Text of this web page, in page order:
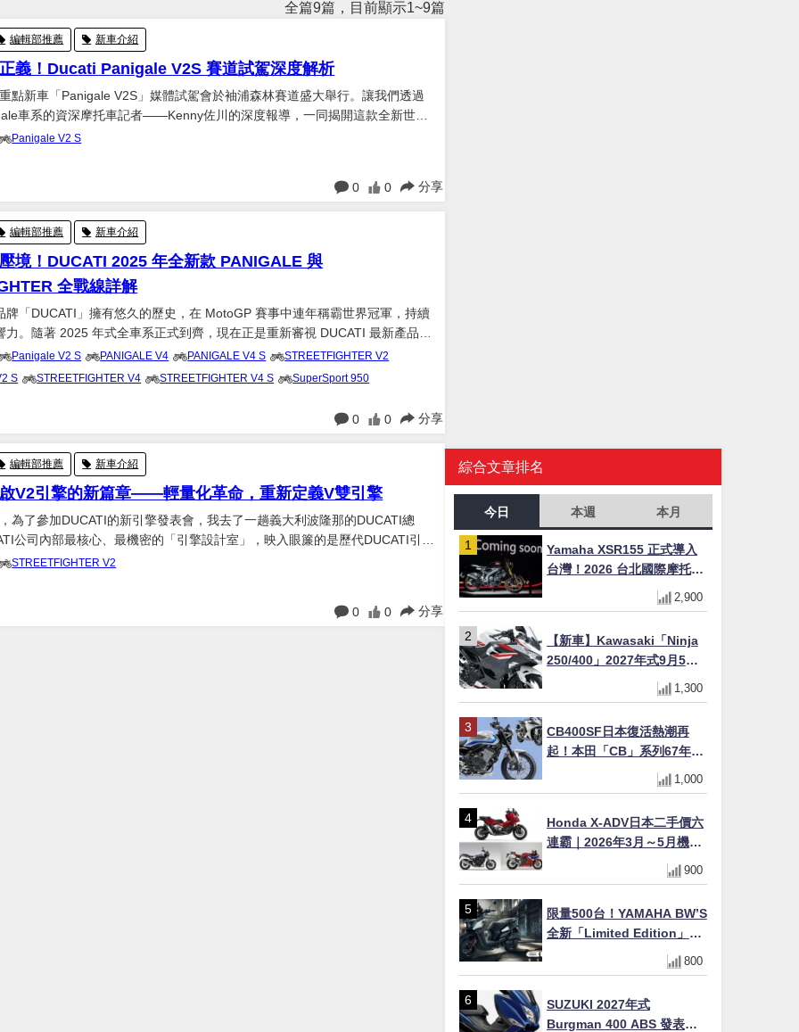
全篇9篇，目前顯示1~9篇
編輯部推薦 新車介紹
義！Ducati Panigale V2S 賽道試駕深度解析
點新車「Panigale V2S」媒體試駕會於袖浦森林賽道盛大舉行。讓我們透過
車系的資深摩托車記者——Kenny佐川的深度報導，一同揭開這款全新世代
正實力與魅力。 體現「輕量化即正義」的新世代Panigale 全新2025年式
Panigale V2 S
0 0 分享
編輯部推薦 新車介紹
境！DUCATI 2025 年全新款 PANIGALE 與
全戰線詳解
牌「DUCATI」擁有悠久的歷史，在 MotoGP 賽事中連年稱霸世界冠軍，持續
力。隨著 2025 年式全車系正式到齊，現在正是重新審視 DUCATI 最新產品陣
本文將從 Supersport 與 Streetfighter 系列出發，逐一解析其核心魅力與技術
Panigale V2 S PANIGALE V4 PANIGALE V4 S STREETFIGHTER V2
S STREETFIGHTER V4 STREETFIGHTER V4 S SuperSport 950
0 0 分享
編輯部推薦 新車介紹
V2引擎的新篇章——輕量化革命，重新定義V雙引擎
為了參加DUCATI的新引擎發表會，我去了一趟義大利波隆那的DUCATI總
公司內部最核心、最機密的「引擎設計室」，映入眼簾的是歷代DUCATI引擎
架上。除了V2和V4引擎外，還有許多未上市的原型機。引擎設計室內擺滿了
STREETFIGHTER V2
0 0 分享
綜合文章排名
今日 本週 本月
Yamaha XSR155 正式導入
台灣！2026 台北國際摩托車
展亮相，70 週年紀念版
YZF-R 系列限量追加販售
2,900
【新車】Kawasaki「Ninja
250/400」2027年式9月5日
日本發售！新塗裝登場×價格
不變×輔助滑動式離合器
1,300
CB400SF日本復活熱潮再
起！本田「CB」系列67年傳
奇解密 與CBR差異一次搞懂
1,000
Honda X-ADV日本二手價六
連霸｜2026年3月～5月機車
轉售排行榜 CBR1000RR-R
FIREBLADE SP首度躋身前
900
限量500台！YAMAHA BW’S
全新「Limited Edition」都
市探索限定色 GOOPiMADE
聯名包同步登場
800
SUZUKI 2027年式
Burgman 400 ABS 發表！